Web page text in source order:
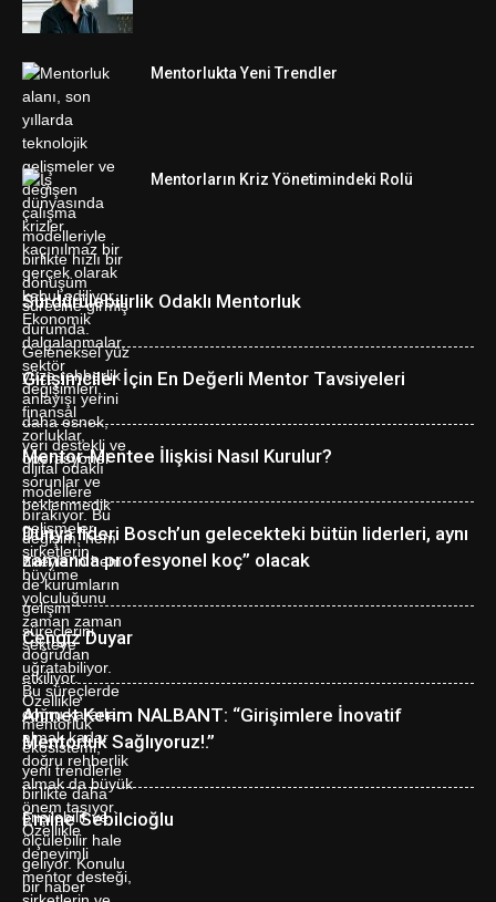
Mentorlukta Yeni Trendler
Mentorların Kriz Yönetimindeki Rolü
Sürdürülebilirlik Odaklı Mentorluk
Girişimciler İçin En Değerli Mentor Tavsiyeleri
Mentor-Mentee İlişkisi Nasıl Kurulur?
Dünya lideri Bosch’un gelecekteki bütün liderleri, aynı
zamanda profesyonel koç” olacak
Cengiz Duyar
Ahmet Kerim NALBANT: “Girişimlere İnovatif
Mentorluk Sağlıyoruz!.”
Emine Sebilcioğlu